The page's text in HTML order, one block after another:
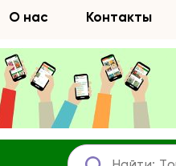
О нас Контакты